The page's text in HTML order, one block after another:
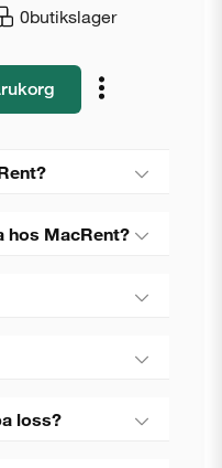
0butikslager
hos MacRent?
loss?